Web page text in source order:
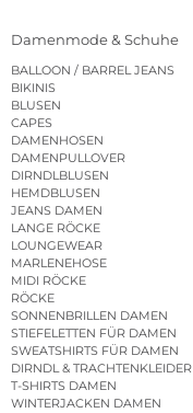
Damenmode & Schuhe
BALLOON / BARREL JEANS
BIKINIS
BLUSEN
CAPES
DAMENHOSEN
DAMENPULLOVER
DIRNDLBLUSEN
HEMDBLUSEN
JEANS DAMEN
LANGE RÖCKE
LOUNGEWEAR
MARLENEHOSE
MIDI RÖCKE
RÖCKE
SONNENBRILLEN DAMEN
STIEFELETTEN FÜR DAMEN
SWEATSHIRTS FÜR DAMEN
DIRNDL & TRACHTENKLEIDER
T-SHIRTS DAMEN
WINTERJACKEN DAMEN